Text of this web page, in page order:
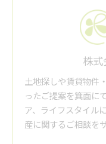
株式
土地探しや賃貸物件
ったご提案を箕面に
ア、ライフスタイル
産に関するご相談を